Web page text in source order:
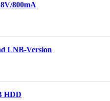
800mA
LNB-Version
HDD